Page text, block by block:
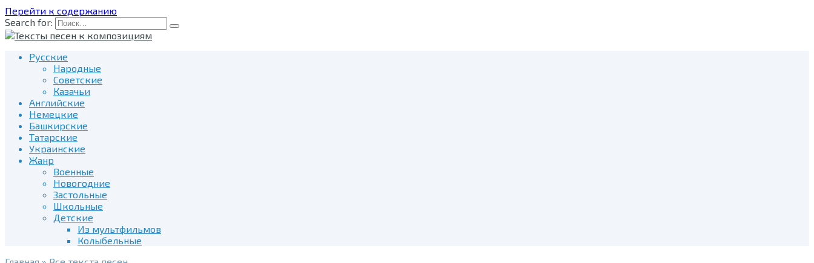
Перейти к содержанию
Search for:
Русские
Народные
Советские
Казачьи
Английские
Немецкие
Башкирские
Татарские
Украинские
Жанр
Военные
Новогодние
Застольные
Школьные
Детские
Из мультфильмов
Колыбельные